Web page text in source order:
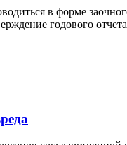
в форме
годового